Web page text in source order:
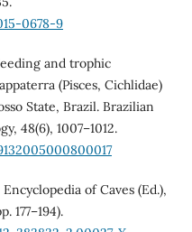
0678-9
and trophic
(Pisces, Cichlidae)
State, Brazil. Brazilian
48(6), 1007–1012.
of Caves (Ed.),
177–194).